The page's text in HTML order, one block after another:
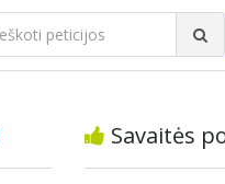
Savaitės